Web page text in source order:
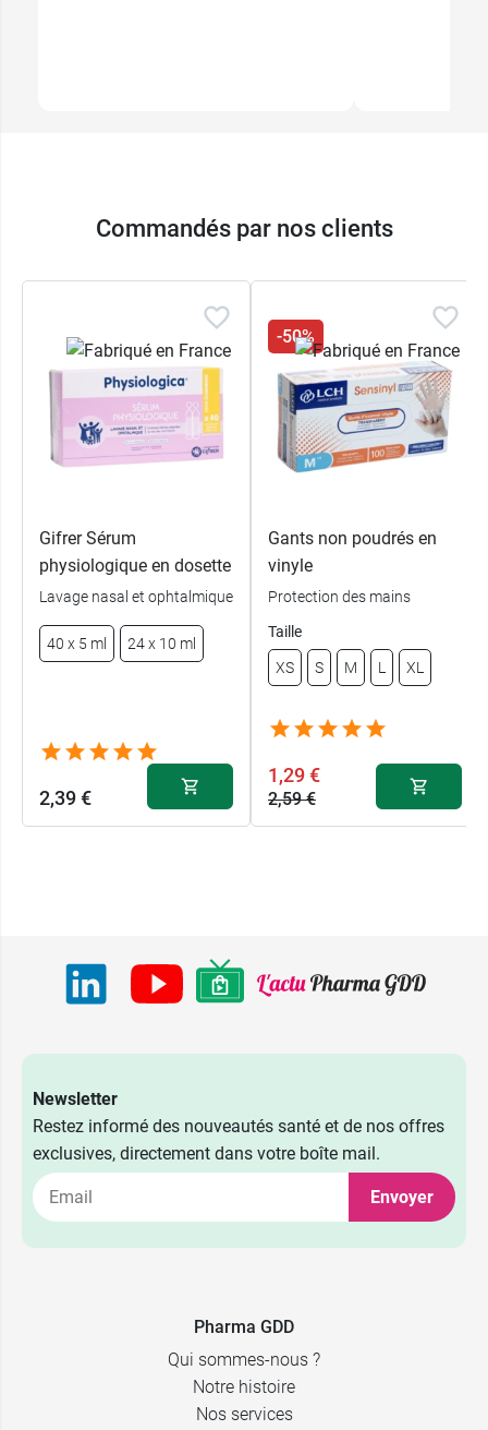
Commandés par nos clients
Gifrer Sérum
physiologique en dosette
Lavage nasal et ophtalmique
40 x 5 ml 24 x 10 ml
2,39 €
-50%
Gants non poudrés en
vinyle
Protection des mains
Taille
XS S M L XL
1,29 €
2,59 €
XS 1,29 €
M 2,59 €
Newsletter
Restez informé des nouveautés santé et de nos offres
exclusives, directement dans votre boîte mail.
Envoyer
Pharma GDD
Qui sommes-nous ?
Notre histoire
Nos services